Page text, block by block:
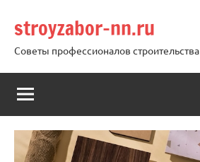
содержимому
stroyzabor-nn.ru
Советы профессионалов строительства